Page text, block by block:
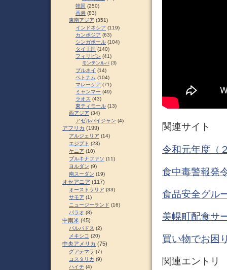
関連サイト
令和元年度（
食中毒警報発
食品安全グル
美幌町配食サ
買い物でお困
関連エントリ
韓国 (250)
香港 (83)
東南アジア (351)
インドネシア (119)
カンボジア (63)
シンガポール (104)
タイ王国 (140)
フィリピン (41)
モンテンルパ (3)
ブルネイ (14)
ベトナム (104)
マレーシア (71)
ミャンマー (49)
ラオス (43)
東ティモール (13)
西アジア (34)
アゼルバイジャン (4)
アフリカ (199)
アルジェリア (14)
エジプト (23)
ケニア (10)
ブルキナファソ (11)
ヨルダン (9)
南スーダン (19)
オセアニア (117)
オーストラリア (33)
サモア (1)
ニュージーランド (16)
パラオ (8)
中南米 (45)
バルバドス (2)
メキシコ (20)
中央アメリカ (75)
グアテマラ (7)
コスタリカ (9)
ハイチ (4)